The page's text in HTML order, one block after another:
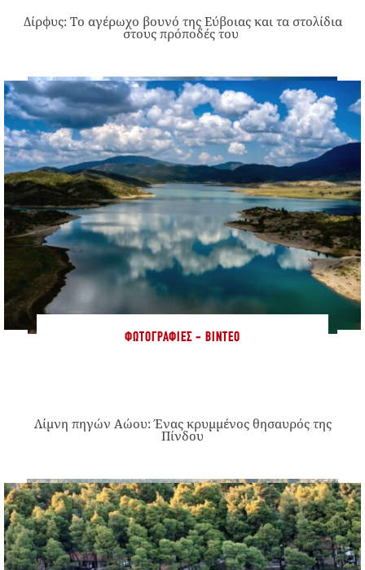
Δίρφυς: Το αγέρωχο βουνό της Εύβοιας και τα στολίδια
στους πρόποδές του
ΦΩΤΟΓΡΑΦΊΕΣ - ΒΊΝΤΕΟ
Λίμνη πηγών Αώου: Ένας κρυμμένος θησαυρός της
Πίνδου